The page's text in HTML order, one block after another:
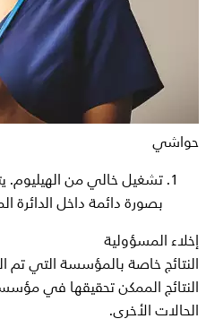
حواشي
بصورة دائمة داخل الدائرة
إخلاء المسؤولية
النتائج خاصة بالمؤسسة التي
النتائج الممكن تحقيقها في
الحالات الأخرى.